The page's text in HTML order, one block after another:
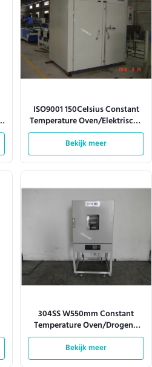
ISO9001 150Celsius Constant
Temperature Oven/Elektrische
Droogoven
Bekijk meer
304SS W550mm Constant
Temperature Oven/Drogend
Oven Industrial
Bekijk meer